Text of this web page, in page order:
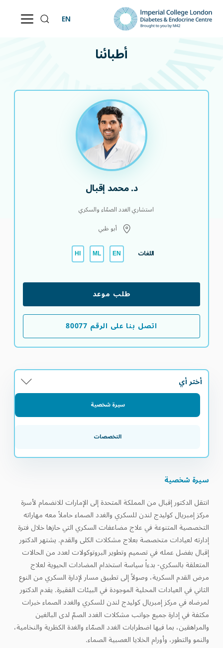
EN
أطبائنا
د. محمد إقبال
استشاري الغدد الصمّاء والسكري
أبو ظبي
اللغات EN
ML
HI
طلب موعد
اتصل بنا على الرقم 80077
أختر أي
سيرة شخصية
التخصصات
سيرة شخصية
انتقل الدكتور إقبال من المملكة المتحدة إلى الإمارات للانضمام لأسرة
مركز إمبريال كوليدج لندن للسكري والغدد الصماء حاملاً معه مهاراته
التخصصية المتنوعة في علاج مضاعفات السكري التي حازها خلال فترة
إدارته لعيادات متخصصة بعلاج مشكلات الكلى والقدم. يشتهر الدكتور
إقبال بفضل عمله في تصميم وتطوير البروتوكولات لعدد من الحالات
المتعلقة بالسكري- بدءاً سياسة استخدام المضادات الحيوية لعلاج
مرض القدم السكرية، وصولاً إلى تطبيق مسار لإدارة السكري من النوع
الثاني في العيادات المحلية الموجودة في البيئات الفقيرة. يقدم الدكتور
لمرضاه في مركز إمبريال كوليدج لندن للسكري والغدد الصماء خبرات
مكثفة في إدارة جميع جوانب مشكلات الغدد الصمّ لدى البالغين
والمراهقين، بما فيها اضطرابات الغدد الصمّاء والغدة الكظرية والنخامية،
والنمو والتطور، وأورام الخلايا العصبية الصماء.